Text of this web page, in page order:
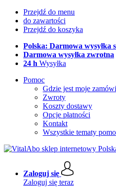
Przejdź do menu
do zawartości
Przejdź do koszyka
Polska: Darmowa wysyłka
Darmowa wysyłka zwrotna
24 h Wysyłka
Pomoc
Gdzie jest moje
Zwroty
Koszty dostawy
Opcje płatności
Kontakt
Wszystkie tematy
Zaloguj się
Zaloguj się teraz